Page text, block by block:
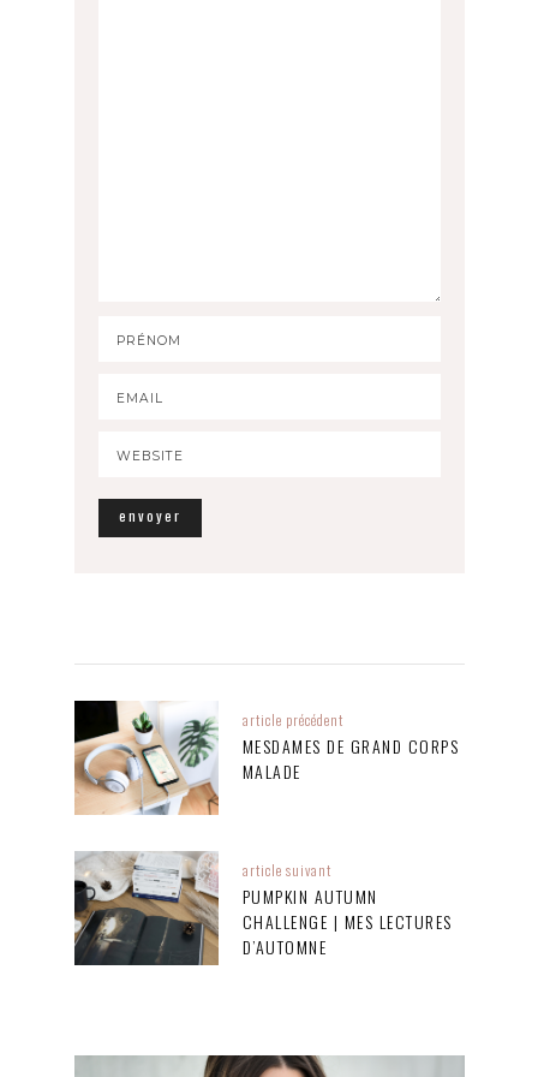
article précédent
MESDAMES DE GRAND CORPS
MALADE
article suivant
PUMPKIN AUTUMN
CHALLENGE | MES LECTURES
D’AUTOMNE